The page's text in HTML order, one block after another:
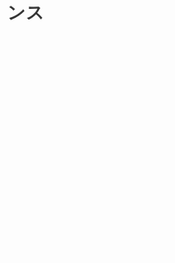
ンス